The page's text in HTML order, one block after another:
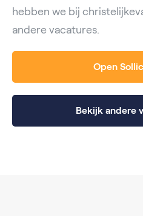
hebben we bij
andere vacatures.
Open
Bekijk andere